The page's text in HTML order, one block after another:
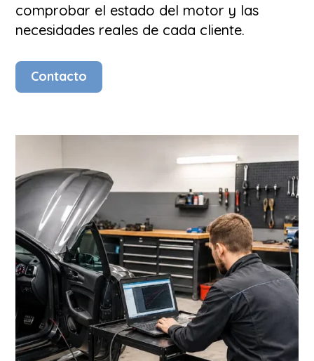
comprobar el estado del motor y las
necesidades reales de cada cliente.
Contacto